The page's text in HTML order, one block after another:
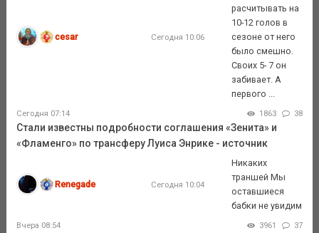
cesar Сегодня 10:06
расчитывать на
10-12 голов в
сезоне от него
было смешно.
Своих 5- 7 он
забивает. А
первого ...
Сегодня 07:14 1863 38
Стали известны подробности соглашения «Зенита» и
«Фламенго» по трансферу Луиса Энрике - источник
Renegade Сегодня 10:04
Никаких
траншей Мы
оставшиеся
бабки не увидим
Вчера 08:54 3961 37